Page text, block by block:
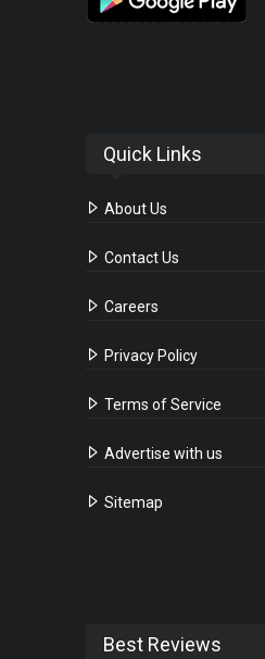
Quick Links
About Us
Contact Us
Careers
Privacy Policy
Terms of Service
Advertise with us
Sitemap
Best Reviews